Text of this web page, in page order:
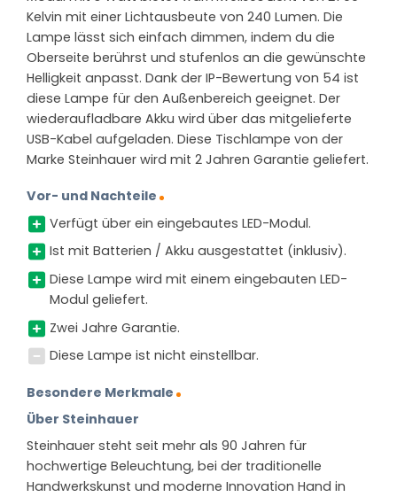
Kelvin mit einer Lichtausbeute von 240 Lumen. Die
Lampe lässt sich einfach dimmen, indem du die
Oberseite berührst und stufenlos an die gewünschte
Helligkeit anpasst. Dank der IP-Bewertung von 54 ist
diese Lampe für den Außenbereich geeignet. Der
wiederaufladbare Akku wird über das mitgelieferte
USB-Kabel aufgeladen. Diese Tischlampe von der
Marke Steinhauer wird mit 2 Jahren Garantie geliefert.
Vor- und Nachteile
Verfügt über ein eingebautes LED-Modul.
Ist mit Batterien / Akku ausgestattet (inklusiv).
Diese Lampe wird mit einem eingebauten LED-
Modul geliefert.
Zwei Jahre Garantie.
Diese Lampe ist nicht einstellbar.
Besondere Merkmale
Über Steinhauer
Steinhauer steht seit mehr als 90 Jahren für
hochwertige Beleuchtung, bei der traditionelle
Handwerkskunst und moderne Innovation Hand in